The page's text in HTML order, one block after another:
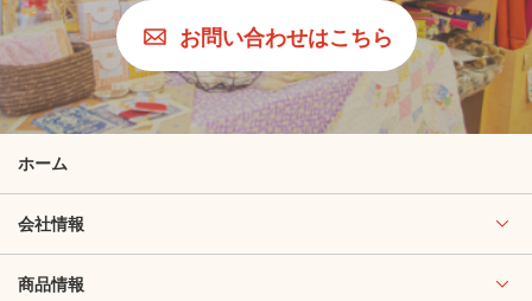
お問い合わせはこちら
ホーム
会社情報
商品情報